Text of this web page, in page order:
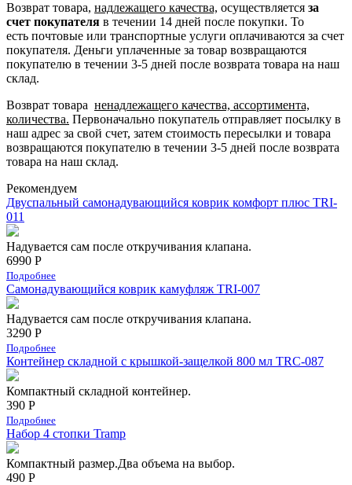
Возврат товара, надлежащего качества, осуществляется за
счет покупателя в течении 14 дней после покупки. То
есть почтовые или транспортные услуги оплачиваются за счет
покупателя. Деньги уплаченные за товар возвращаются
покупателю в течении 3-5 дней после возврата товара на наш
склад.
Возврат товара ненадлежащего качества, ассортимента,
количества. Первоначально покупатель отправляет посылку в
наш адрес за свой счет, затем стоимость пересылки и товара
возвращаются покупателю в течении 3-5 дней после возврата
товара на наш склад.
Рекомендуем
Двуспальный самонадувающийся коврик комфорт плюс TRI-
011
Надувается сам после откручивания клапана.
6990 Р
Подробнее
Самонадувающийся коврик камуфляж TRI-007
Надувается сам после откручивания клапана.
3290 Р
Подробнее
Контейнер складной с крышкой-защелкой 800 мл TRC-087
Компактный складной контейнер.
390 Р
Подробнее
Набор 4 стопки Tramp
Компактный размер.Два объема на выбор.
490 Р